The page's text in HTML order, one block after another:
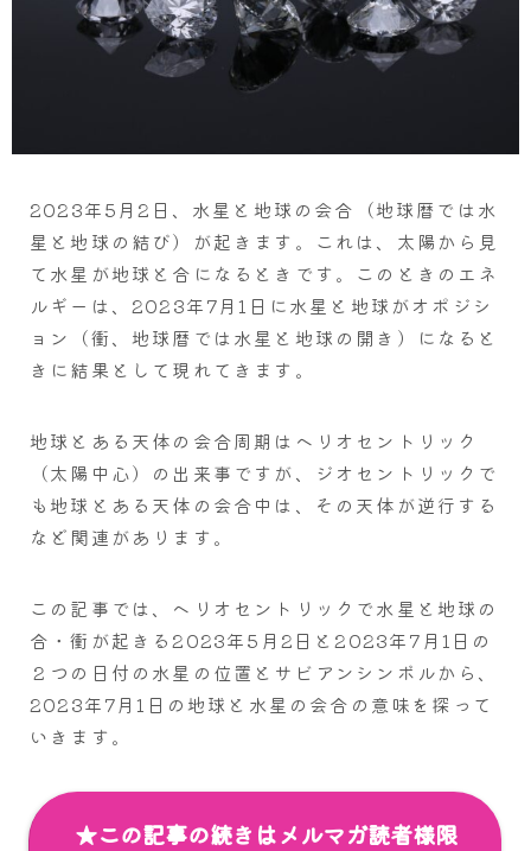
2023年5月2日、水星と地球の会合（地球暦では水
星と地球の結び）が起きます。これは、太陽から見
て水星が地球と合になるときです。このときのエネ
ルギーは、2023年7月1日に水星と地球がオポジシ
ョン（衝、地球暦では水星と地球の開き）になると
きに結果として現れてきます。
地球とある天体の会合周期はヘリオセントリック
（太陽中心）の出来事ですが、ジオセントリックで
も地球とある天体の会合中は、その天体が逆行する
など関連があります。
この記事では、ヘリオセントリックで水星と地球の
合・衝が起きる2023年5月2日と2023年7月1日の
２つの日付の水星の位置とサビアンシンボルから、
2023年7月1日の地球と水星の会合の意味を探って
いきます。
★この記事の続きはメルマガ読者様限